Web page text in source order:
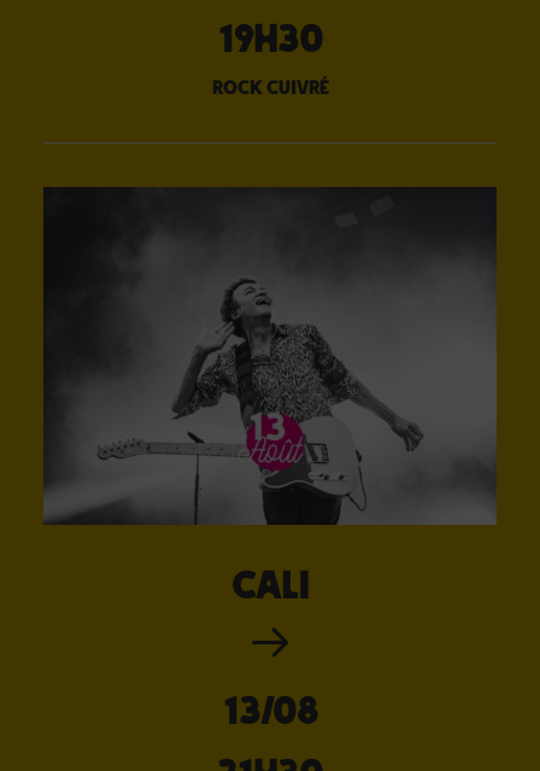
19H30
rock cuivré
Cali
13/08